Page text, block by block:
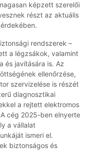
képzett szerelői
részt az aktuális
rendszerek –
a légzsákok, valamint
és javítására is. Az
ellenőrzése,
szervizelése is részét
diagnosztikai
a rejtett elektromos
cég 2025-ben elnyerte
a vállalat
ismeri el.
biztonságos és